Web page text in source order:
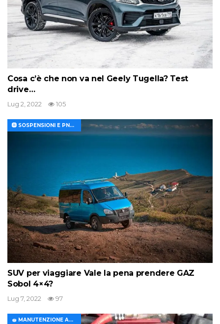
Cosa c’è che non va nel Geely Tugella? Test
drive…
Lug 2, 2022 105
🛞 SOSPENSIONI E PNEUMATICI
SUV per viaggiare Vale la pena prendere GAZ
Sobol 4×4?
Lug 7, 2022 97
🧽 MANUTENZIONE AUTO